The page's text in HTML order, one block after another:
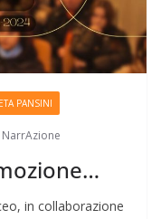
PANSINI
in collaborazione